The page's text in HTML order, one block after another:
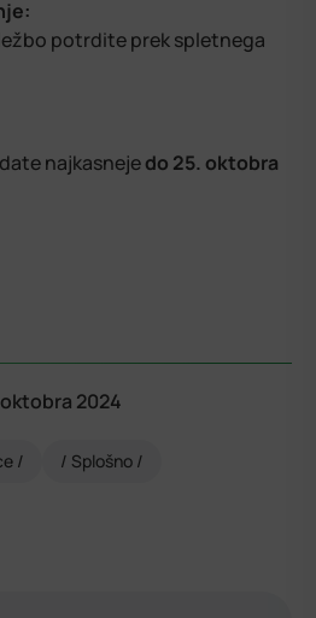
potrdite prek spletnega
najkasnejedo 25. oktobra
2024
Splošno